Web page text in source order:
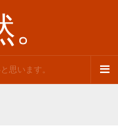
思います。